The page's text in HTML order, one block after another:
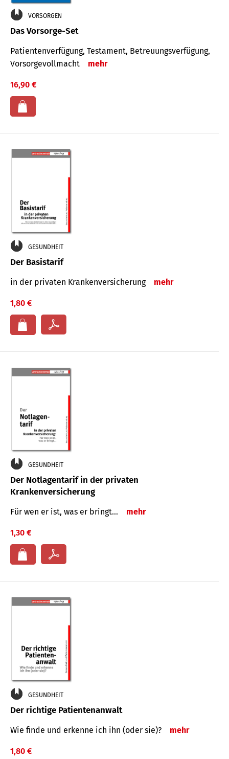
VORSORGEN
Das Vorsorge-Set
Patienten­ver­fügung, Testa­ment, Be­treuungs­verfü­gung,
Vor­sorge­voll­macht
mehr
16,90 €
GESUNDHEIT
Der Basistarif
in der privaten Kran­ken­ver­siche­rung mehr
1,80 €
GESUNDHEIT
Der Notlagentarif in der privaten
Krankenversicherung
Für wen er ist, was er bringt… mehr
1,30 €
GESUNDHEIT
Der richtige Patientenanwalt
Wie finde und erkenne ich ihn (oder sie)? mehr
1,80 €